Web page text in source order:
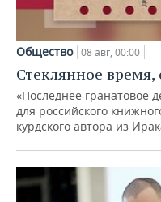
Общество 08 авг, 00:00
Стеклянное время,
«Последнее гранатовое
для российского
курдского автора из